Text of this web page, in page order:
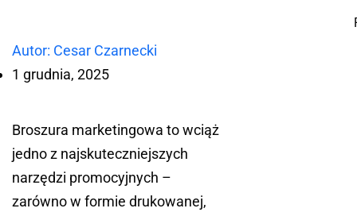
Autor: Cesar Czarnecki
1 grudnia, 2025
Broszura marketingowa to wciąż
jedno z najskuteczniejszych
narzędzi promocyjnych –
zarówno w formie drukowanej,